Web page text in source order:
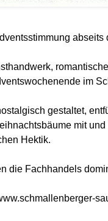
im
gestaltet,
mit
Hektik.
die Fachhandels